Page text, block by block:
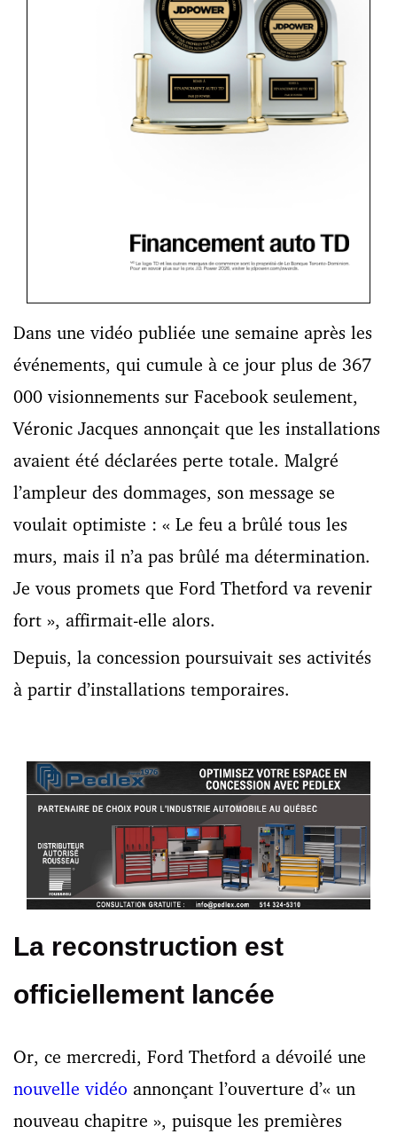
Dans une vidéo publiée une semaine après les
événements, qui cumule à ce jour plus de 367
000 visionnements sur Facebook seulement,
Véronic Jacques annonçait que les installations
avaient été déclarées perte totale. Malgré
l’ampleur des dommages, son message se
voulait optimiste : « Le feu a brûlé tous les
murs, mais il n’a pas brûlé ma détermination.
Je vous promets que Ford Thetford va revenir
fort », affirmait-elle alors.
Depuis, la concession poursuivait ses activités
à partir d’installations temporaires.
La reconstruction est
officiellement lancée
Or, ce mercredi, Ford Thetford a dévoilé une
nouvelle vidéo annonçant l’ouverture d’« un
nouveau chapitre », puisque les premières